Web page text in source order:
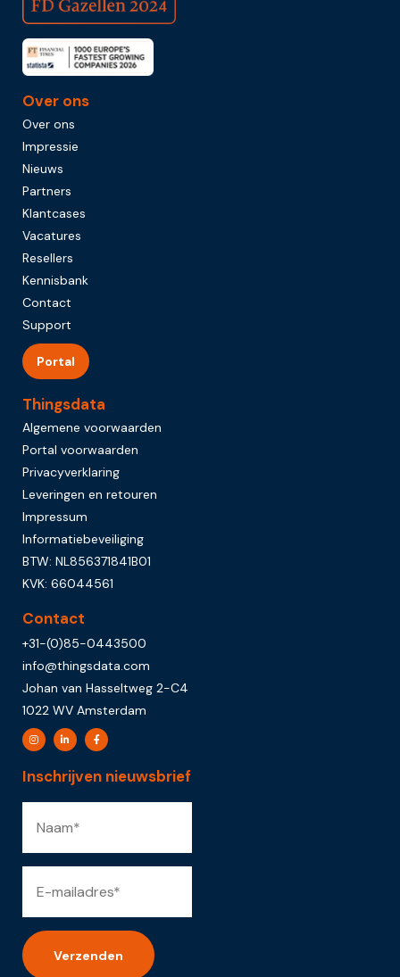
Over ons
Over ons
Impressie
Nieuws
Partners
Klantcases
Vacatures
Resellers
Kennisbank
Contact
Support
Portal
Thingsdata
Algemene voorwaarden
Portal voorwaarden
Privacyverklaring
Leveringen en retouren
Impressum
Informatiebeveiliging
BTW: NL856371841B01
KVK: 66044561
Contact
+31-(0)85-0443500
info@thingsdata.com
Johan van Hasseltweg 2-C4
1022 WV Amsterdam
Inschrijven nieuwsbrief